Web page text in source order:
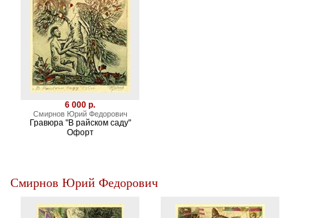
6 000 р.
Смирнов Юрий Федорович
Гравюра "В райском саду"
Офорт
Смирнов Юрий Федорович